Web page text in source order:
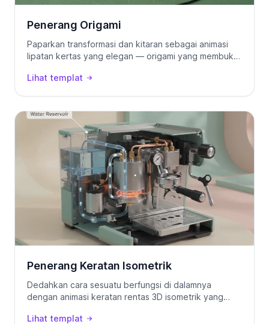
Penerang Origami
Paparkan transformasi dan kitaran sebagai animasi
lipatan kertas yang elegan — origami yang membuka
Lihat templat
Penerang Keratan Isometrik
Dedahkan cara sesuatu berfungsi di dalamnya
dengan animasi keratan rentas 3D isometrik yang
Lihat templat